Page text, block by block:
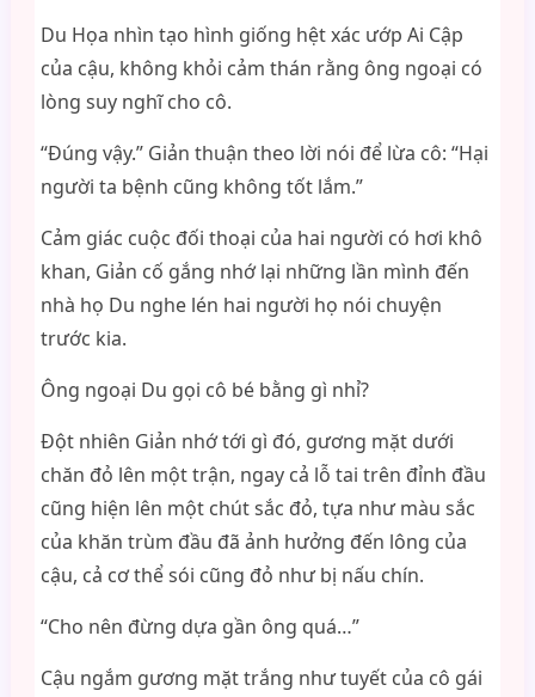
Du Họa nhìn tạo hình giống hệt xác ướp Ai Cập
của cậu, không khỏi cảm thán rằng ông ngoại có
lòng suy nghĩ cho cô.
“Đúng vậy.” Giản thuận theo lời nói để lừa cô: “Hại
người ta bệnh cũng không tốt lắm.”
Cảm giác cuộc đối thoại của hai người có hơi khô
khan, Giản cố gắng nhớ lại những lần mình đến
nhà họ Du nghe lén hai người họ nói chuyện
trước kia.
Ông ngoại Du gọi cô bé bằng gì nhỉ?
Đột nhiên Giản nhớ tới gì đó, gương mặt dưới
chăn đỏ lên một trận, ngay cả lỗ tai trên đỉnh đầu
cũng hiện lên một chút sắc đỏ, tựa như màu sắc
của khăn trùm đầu đã ảnh hưởng đến lông của
cậu, cả cơ thể sói cũng đỏ như bị nấu chín.
“Cho nên đừng dựa gần ông quá…”
Cậu ngắm gương mặt trắng như tuyết của cô gái